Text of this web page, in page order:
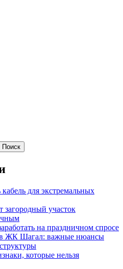
Поиск
для экстремальных
загородный участок
на праздничном спросе
в ЖК Шагал: важные нюансы
которые нельзя